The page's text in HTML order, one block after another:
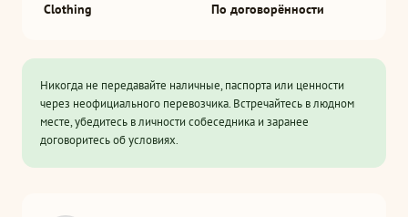
Clothing По договорённости
Никогда не передавайте наличные, паспорта или ценности
через неофициального перевозчика. Встречайтесь в людном
месте, убедитесь в личности собеседника и заранее
договоритесь об условиях.